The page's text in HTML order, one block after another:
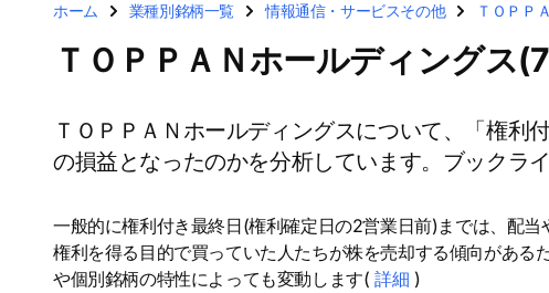
ホーム 業種別銘柄一覧 情報通信・サービスその他 ＴＯＰＰ
ＴＯＰＰＡＮホールディングス
ＴＯＰＰＡＮホールディングスについて、「権利
の損益となったのかを分析しています。ブックラ
一般的に権利付き最終日(権利確定日の2営業日前)までは、配
権利を得る目的で買っていた人たちが株を売却する傾向があ
や個別銘柄の特性によっても変動します( 詳細 )